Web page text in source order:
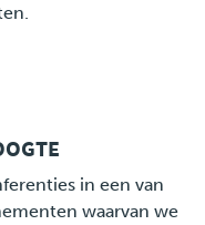
in een van
waarvan we